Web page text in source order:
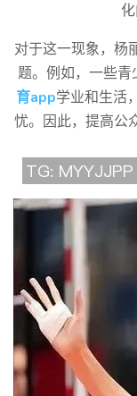
对于这一现象，杨
题。例如，一些
育app学业和生活
忧。因此，提高公